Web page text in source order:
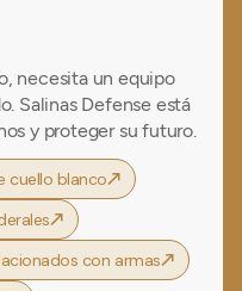
necesita un equipo
Salinas Defense está
y proteger su futuro.
cuello blanco
con armas